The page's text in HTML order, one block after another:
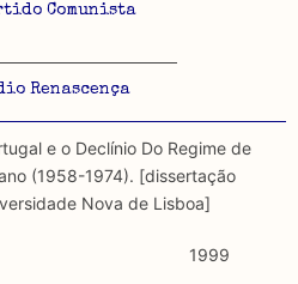
ser exportados em formato
de folha de cálculo
Comunista
Renascença
e o Declínio Do Regime de
(1958-1974). [dissertação
Nova de Lisboa]
1999